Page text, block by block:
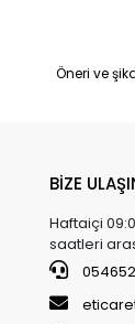
Öneri ve
BİZE
Haftaiçi
saatleri